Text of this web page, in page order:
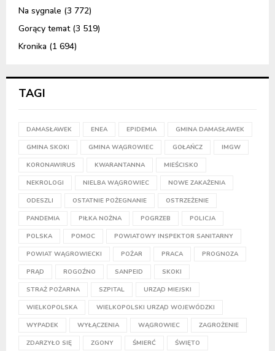
Na sygnale (3 772)
Gorący temat(3 519)
Kronika (1 694)
TAGI
DAMASŁAWEK ENEA EPIDEMIA GMINA DAMASŁAWEK
GMINA SKOKI GMINA WĄGROWIEC GOŁAŃCZ IMGW
KORONAWIRUS KWARANTANNA MIEŚCISKO
NEKROLOGI NIELBA WĄGROWIEC NOWE ZAKAŻENIA
ODESZLI OSTATNIE POŻEGNANIE OSTRZEŻENIE
PANDEMIA PIŁKA NOŻNA POGRZEB POLICJA
POLSKA POMOC POWIATOWY INSPEKTOR SANITARNY
POWIAT WĄGROWIECKI POŻAR PRACA PROGNOZA
PRĄD ROGOŹNO SANPEID SKOKI
STRAŻ POŻARNA SZPITAL URZĄD MIEJSKI
WIELKOPOLSKA WIELKOPOLSKI URZĄD WOJEWÓDZKI
WYPADEK WYŁĄCZENIA WĄGROWIEC ZAGROŻENIE
ZDARZYŁO SIĘ ZGONY ŚMIERĆ ŚWIĘTO